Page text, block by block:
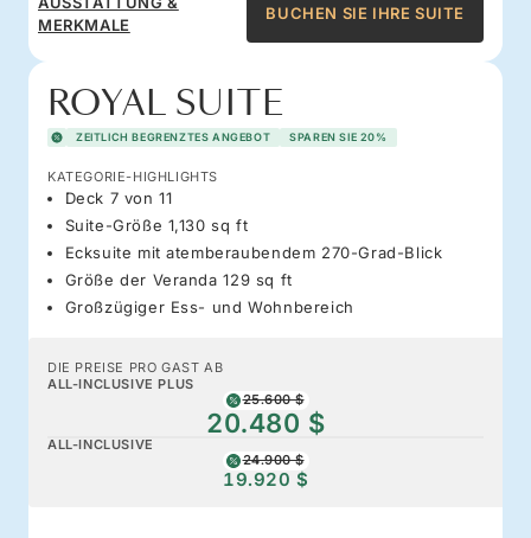
MERKMALE
BUCHEN SIE IHRE SUITE
ROYAL SUITE
ZEITLICH BEGRENZTES ANGEBOT SPAREN SIE 20%
KATEGORIE-HIGHLIGHTS
Deck 7 von 11
Suite-Größe 1,130 sq ft
Ecksuite mit atemberaubendem 270-Grad-Blick
Größe der Veranda 129 sq ft
Großzügiger Ess- und Wohnbereich
DIE PREISE PRO GAST AB
ALL-INCLUSIVE PLUS
25.600 $
20.480 $
ALL-INCLUSIVE
24.900 $
19.920 $